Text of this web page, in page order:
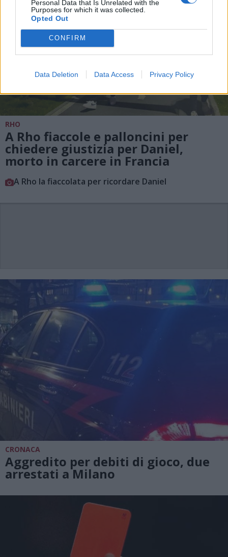
Personal Data that Is Unrelated with the
Purposes for which it was collected.
Opted Out
CONFIRM
Data Deletion Data Access Privacy Policy
RHO
A Rho fiaccole e palloncini per
chiedere giustizia per Daniel,
morto in carcere in Francia
A Rho la fiaccolata per ricordare Daniel
CRONACA
Aggredito per debiti di gioco, due
arrestati a Milano